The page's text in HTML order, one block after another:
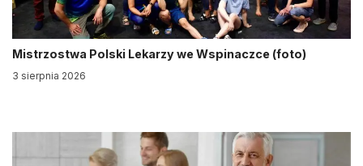
Mistrzostwa Polski Lekarzy we Wspinaczce (foto)
3 sierpnia 2026